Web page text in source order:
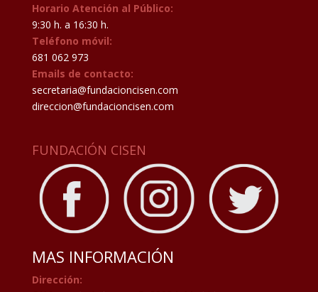
Horario Atención al Público:
9:30 h. a 16:30 h.
Teléfono móvil:
681 062 973
Emails de contacto:
secretaria@fundacioncisen.com
direccion@fundacioncisen.com
FUNDACIÓN CISEN
MAS INFORMACIÓN
Dirección: